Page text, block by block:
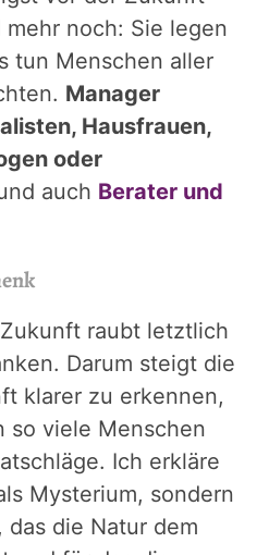
noch: Sie legen
tun Menschen aller
Manager
Hausfrauen,
oder
auch Berater und
raubt letztlich
Darum steigt die
klarer zu erkennen,
so viele Menschen
Ich erkläre
Mysterium, sondern
das die Natur dem